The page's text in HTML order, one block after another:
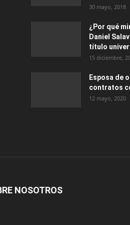
30 mayo, 2018
¿Por qué
Daniel
título
15 diciembre,
Esposa de
contratos
12 mayo, 2020
NOSOTROS